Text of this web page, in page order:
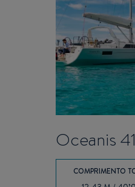
Oceanis
COMPRIMENTO